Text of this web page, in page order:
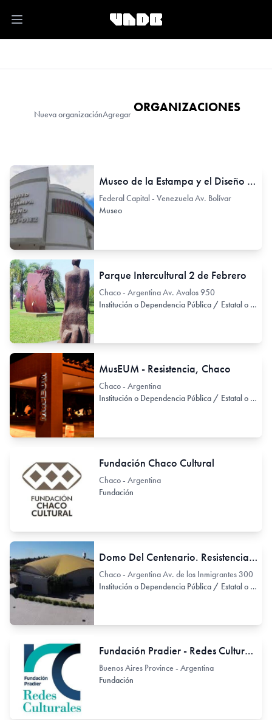
Open main menu
Nueva organizaciónAgregar ORGANIZACIONES
Museo de la Estampa y el Diseño "Carlos Cruz Diez"
Federal Capital - Venezuela Av. Bolívar
Museo
Parque Intercultural 2 de Febrero
Chaco - Argentina Av. Avalos 950
Institución o Dependencia Pública / Estatal o Provincial
MusEUM - Resistencia, Chaco
Chaco - Argentina
Institución o Dependencia Pública / Estatal o Provincial
Fundación Chaco Cultural
Chaco - Argentina
Fundación
Domo Del Centenario. Resistencia, Chaco
Chaco - Argentina Av. de los Inmigrantes 300
Institución o Dependencia Pública / Estatal o Provincial
Fundación Pradier - Redes Culturales
Buenos Aires Province - Argentina
Fundación